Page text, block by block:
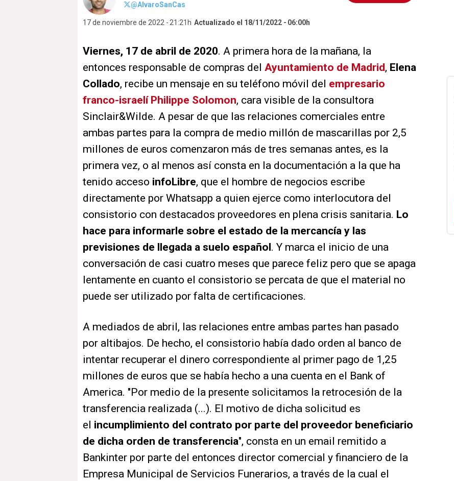
@AlvaroSanCas
17 de noviembre de 2022 21:21h Actualizado el 18/11/2022 06:00h
Viernes, 17 de abril de 2020. A primera hora de la mañana, la
entonces responsable de compras del Ayuntamiento de Madrid, Elena
Collado, recibe un mensaje en su teléfono móvil del empresario
franco-israelí Philippe Solomon, cara visible de la consultora
Sinclair&Wilde. A pesar de que las relaciones comerciales entre
ambas partes para la compra de medio millón de mascarillas por 2,5
millones de euros comenzaron más de tres semanas antes, es la
primera vez, o al menos así consta en la documentación a la que ha
tenido acceso infoLibre, que el hombre de negocios escribe
directamente por Whatsapp a quien ejerce como interlocutora del
consistorio con destacados proveedores en plena crisis sanitaria. Lo
hace para informarle sobre el estado de la mercancía y las
previsiones de llegada a suelo español . Y marca el inicio de una
conversación de casi cuatro meses que parece feliz pero que se apaga
lentamente en cuanto el consistorio se percata de que el material no
puede ser utilizado por falta de certificaciones.
A mediados de abril, las relaciones entre ambas partes han pasado
por altibajos. De hecho, el consistorio había dado orden al banco de
intentar recuperar el dinero correspondiente al primer pago de 1,25
millones de euros que se había hecho a una cuenta en el Bank of
America. "Por medio de la presente solicitamos la retrocesión de la
transferencia realizada (...). El motivo de dicha solicitud es
el incumplimiento del contrato por parte del proveedor beneficiario
de dicha orden de transferencia", consta en un email remitido a
Bankinter por parte del entonces director comercial y financiero de la
Empresa Municipal de Servicios Funerarios, a través de la cual el